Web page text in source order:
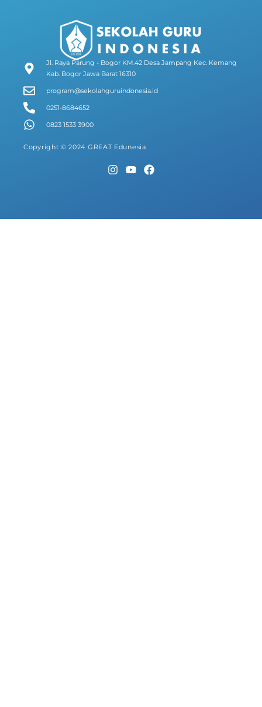
Jl. Raya Parung - Bogor KM.42 Desa Jampang Kec. Kemang
Kab. Bogor Jawa Barat 16310
program@sekolahguruindonesia.id
0251-8684652
0823 1533 3900
Copyright © 2024 GREAT Edunesia